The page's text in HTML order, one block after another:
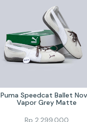
Puma Speedcat Ballet
Vapor Grey Matte
Rp 2.299.000